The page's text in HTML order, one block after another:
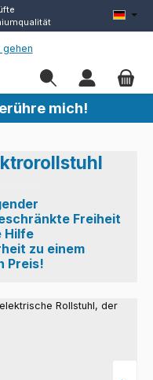
mich!
Freiheit
Hilfe
zu einem
Preis!